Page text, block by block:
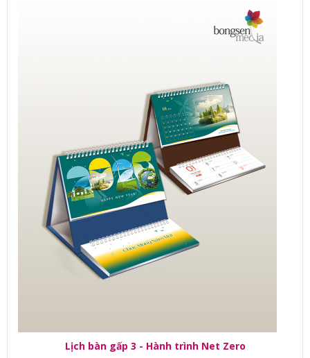
Lịch bàn gấp 3 - Hành trình Net Zero